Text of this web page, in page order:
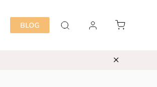
BLOG
Detská izba Starostlivosť